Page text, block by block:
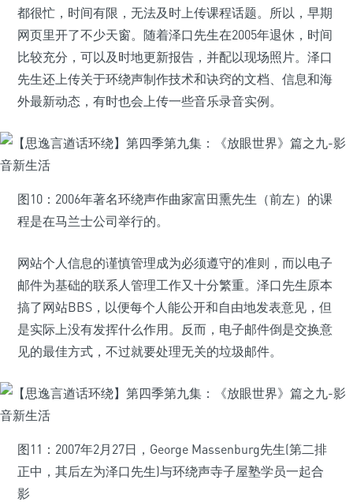
都很忙，时间有限，无法及时上传课程话题。所以，早期
网页里开了不少天窗。随着泽口先生在2005年退休，时间
比较充分，可以及时地更新报告，并配以现场照片。泽口
先生还上传关于环绕声制作技术和诀窍的文档、信息和海
外最新动态，有时也会上传一些音乐录音实例。
图10：2006年著名环绕声作曲家富田熏先生（前左）的课
程是在马兰士公司举行的。
网站个人信息的谨慎管理成为必须遵守的准则，而以电子
邮件为基础的联系人管理工作又十分繁重。泽口先生原本
搞了网站BBS，以便每个人能公开和自由地发表意见，但
是实际上没有发挥什么作用。反而，电子邮件倒是交换意
见的最佳方式，不过就要处理无关的垃圾邮件。
图11：2007年2月27日，George Massenburg先生(第二排
正中，其后左为泽口先生)与环绕声寺子屋塾学员一起合
影